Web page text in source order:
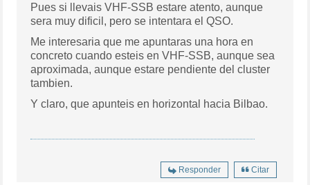
Pues si llevais VHF-SSB estare atento, aunque
sera muy dificil, pero se intentara el QSO.
Me interesaria que me apuntaras una hora en
concreto cuando esteis en VHF-SSB, aunque sea
aproximada, aunque estare pendiente del cluster
tambien.
Y claro, que apunteis en horizontal hacia Bilbao.
Responder Citar